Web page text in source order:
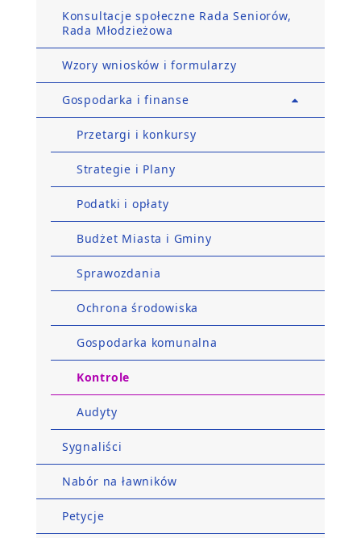
Konsultacje społeczne Rada Seniorów,
Rada Młodzieżowa
Wzory wniosków i formularzy
Gospodarka i finanse
Przetargi i konkursy
Strategie i Plany
Podatki i opłaty
Budżet Miasta i Gminy
Sprawozdania
Ochrona środowiska
Gospodarka komunalna
Kontrole
Audyty
Sygnaliści
Nabór na ławników
Petycje